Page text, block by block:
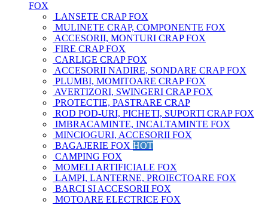
FOX
LANSETE CRAP FOX
MULINETE CRAP, COMPONENTE FOX
ACCESORII, MONTURI CRAP FOX
FIRE CRAP FOX
CARLIGE CRAP FOX
ACCESORII NADIRE, SONDARE CRAP FOX
PLUMBI, MOMITOARE CRAP FOX
AVERTIZORI, SWINGERI CRAP FOX
PROTECTIE, PASTRARE CRAP
ROD POD-URI, PICHETI, SUPORTI CRAP FOX
IMBRACAMINTE, INCALTAMINTE FOX
MINCIOGURI, ACCESORII FOX
BAGAJERIE FOX HOT
CAMPING FOX
MOMELI ARTIFICIALE FOX
LAMPI, LANTERNE, PROIECTOARE FOX
BARCI SI ACCESORII FOX
MOTOARE ELECTRICE FOX